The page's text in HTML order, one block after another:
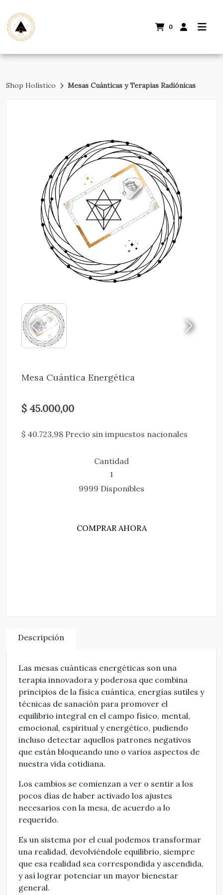
0
Shop Holístico Mesas Cuánticas y Terapias Radiónicas
Mesa Cuántica Energética
$ 45.000,00
$ 40.723,98 Precio sin impuestos nacionales
Cantidad
9999 Disponibles
COMPRAR AHORA
Descripción
Las mesas cuánticas energéticas son una
terapia innovadora y poderosa que combina
principios de la física cuántica, energías sutiles y
técnicas de sanación para promover el
equilibrio integral en el campo físico, mental,
emocional, espiritual y energético, pudiendo
incluso detectar aquellos patrones negativos
que están bloqueando uno o varios aspectos de
nuestra vida cotidiana.
Los cambios se comienzan a ver o sentir a los
pocos días de haber activado los ajustes
necesarios con la mesa, de acuerdo a lo
requerido.
Es un sistema por el cual podemos transformar
una realidad, devolviéndole equilibrio, siempre
que esa realidad sea correspondida y ascendida,
y así lograr potenciar un mayor bienestar
general.